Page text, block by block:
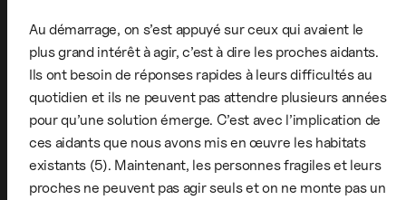
Au démarrage, on s’est appuyé sur ceux qui avaient le
plus grand intérêt à agir, c’est à dire les proches aidants.
Ils ont besoin de réponses rapides à leurs difficultés au
quotidien et ils ne peuvent pas attendre plusieurs années
pour qu’une solution émerge. C’est avec l’implication de
ces aidants que nous avons mis en œuvre les habitats
existants (5). Maintenant, les personnes fragiles et leurs
proches ne peuvent pas agir seuls et on ne monte pas un